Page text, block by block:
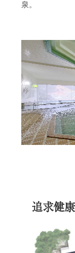
泉。
追求健